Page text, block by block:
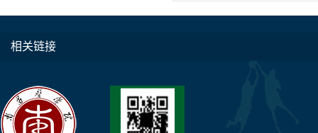
相关链接